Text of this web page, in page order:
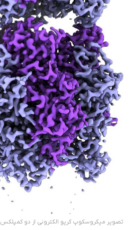
تصویر میکروسکوپ کریو الکترونی از دو کمپلکس